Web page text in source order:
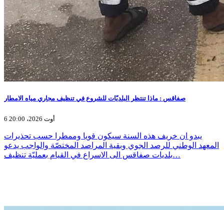
صفاقس : ماذا تنتظر البلديّات للشروع في تنظيف مجاري مياه الامطار
6 أوت 2026، 20:00
يبدو ان خريف هذه السنة سيكون قويا وممطرا حسب تحذيرات
المعهد الوطني للرصد الجوي وبقية المراصد المختصّة والواجب يدعو
بلديات صفاقس الى الاسراع في القيام بعمليّة تنظيف…